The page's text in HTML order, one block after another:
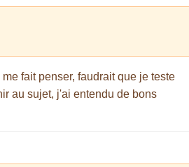
fait penser, faudrait que je teste
au sujet, j'ai entendu de bons